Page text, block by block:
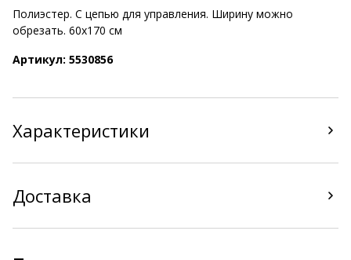
Полиэстер. С цепью для управления. Ширину можно
обрезать. 60x170 см
Артикул: 5530856
Характеристики
Доставка